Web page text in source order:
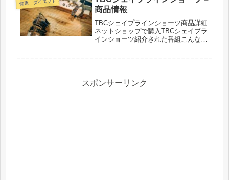
健康・ダイエット
商品情報
TBCシェイプラインショーツ商品詳細
ネットショップで購入TBCシェイプラ
インショーツ紹介された番組こんな商
スポンサーリンク